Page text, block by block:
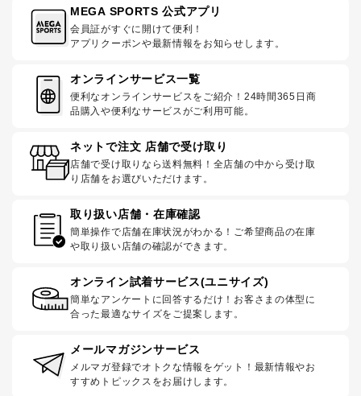
MEGA SPORTS 公式アプリ
会員証がすぐに開けて便利！
アプリクーポンや最新情報をお知らせします。
オンラインサービス一覧
便利なオンラインサービスをご紹介！24時間365日商
品購入や便利なサービスがご利用可能。
ネットで注文 店舗で受け取り
店舗で受け取りなら送料無料！全店舗の中から受け取
り店舗をお選びいただけます。
取り扱い店舗・在庫確認
簡単操作で店舗在庫状況がわかる！ご希望商品の在庫
や取り扱い店舗の確認ができます。
オンライン試着サービス(ユニサイズ)
簡単なアンケートに回答するだけ！お客さまの体型に
合った最適なサイズをご提案します。
メールマガジンサービス
メルマガ登録でオトクな情報をゲット！最新情報やお
すすめトピックスをお届けします。